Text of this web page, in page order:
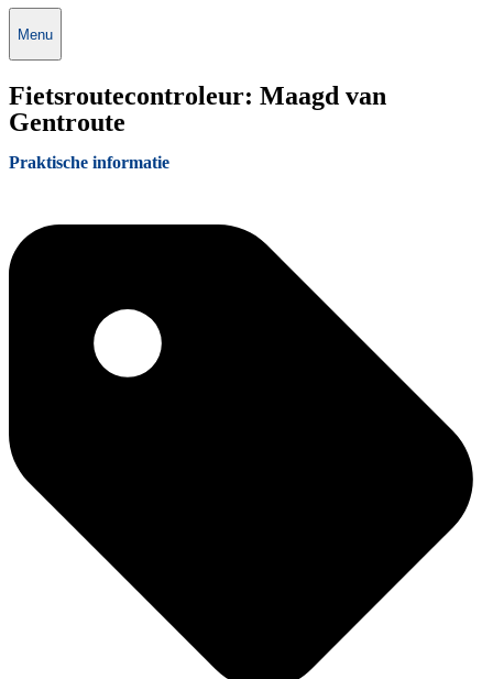
Menu
Fietsroutecontroleur: Maagd van
Gentroute
Praktische informatie